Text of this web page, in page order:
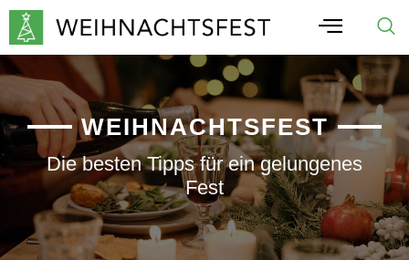
WEIHNACHTSFEST
Die besten Tipps für ein gelungenes
Fest